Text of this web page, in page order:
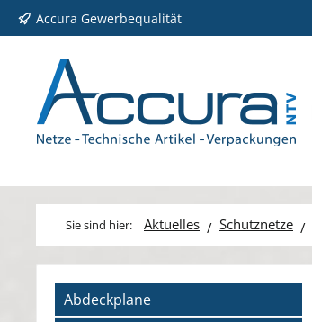
Hauptinhalt springen
Zur Suche springen
Zur Hauptnavigation springen
Accura Gewerbequalität
Aktuelles Schutznetze
Abdeckplane